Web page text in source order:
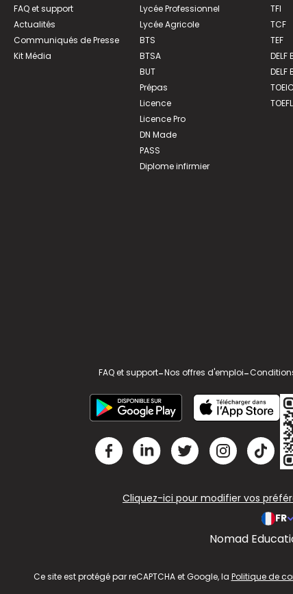
FAQ et support
Actualités
Communiqués de Presse
Kit Média
Lycée Professionnel
Lycée Agricole
BTS
BTSA
BUT
Prépas
Licence
Licence Pro
DN Made
PASS
Diplome infirmier
TFI
TCF
TEF
DELF
DELF
TOEIC
TOEFL
FAQ et support-Nos offres d'emploi-
Cliquez-ici pour modifier vos
FR
Nomad
Ce site est protégé par reCAPTCHA et Google, la Politique de